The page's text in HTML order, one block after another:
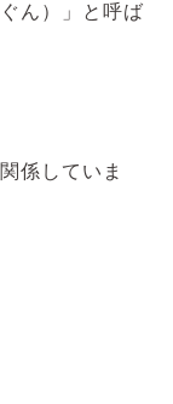
ん）」と呼ば
係していま